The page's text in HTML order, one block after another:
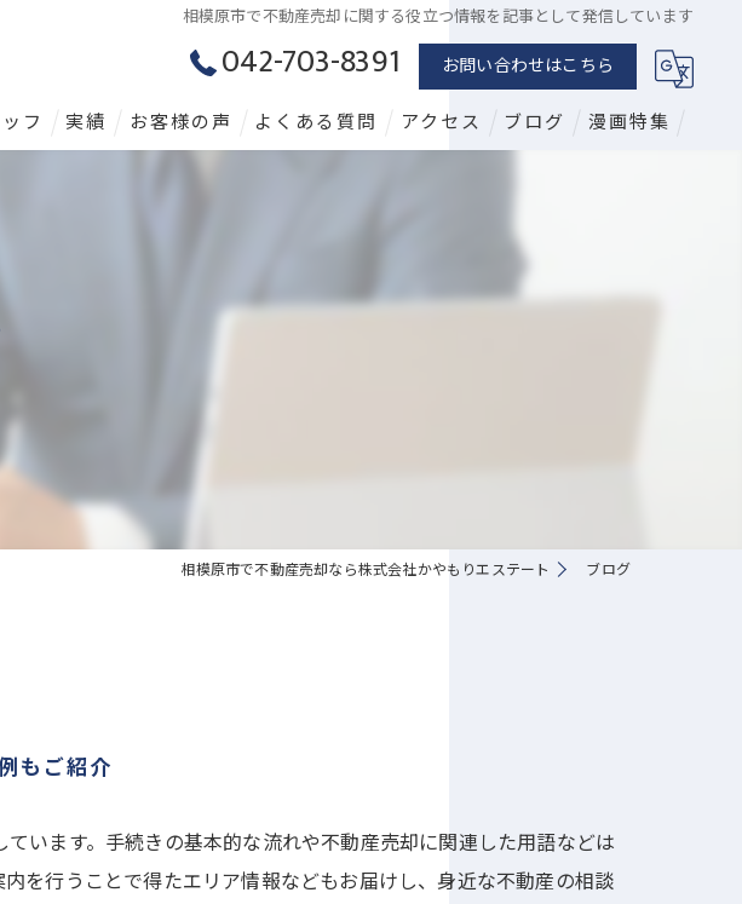
相模原市で不動産売却に関する役立つ情報を記事として発信しています
042-703-8391 お問い合わせはこちら
フ 実績 お客様の声 よくある質問 アクセス ブログ 漫画特集
相模原市で不動産売却なら株式会社かやもりエステート ブログ
もご紹介
います。手続きの基本的な流れや不動産売却に関連した用語などは
を行うことで得たエリア情報などもお届けし、身近な不動産の相談